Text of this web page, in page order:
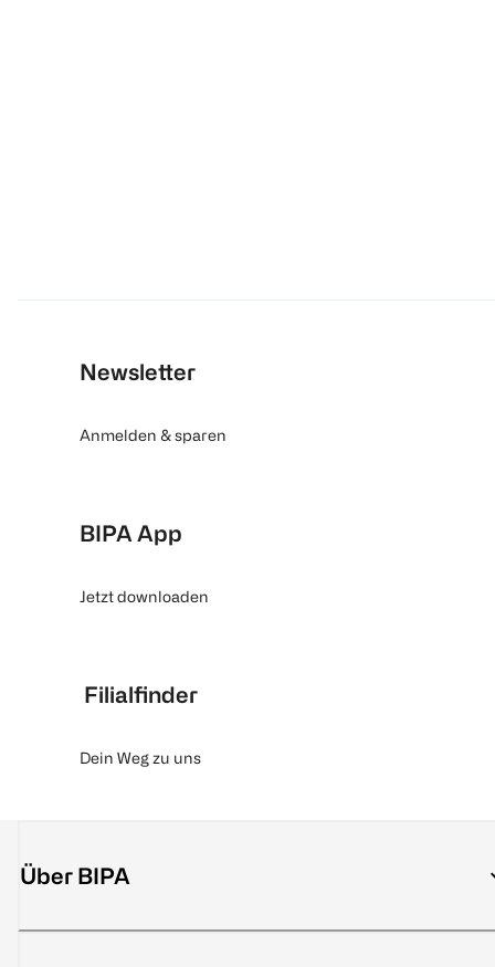
Newsletter
Anmelden & sparen
BIPA App
Jetzt downloaden
Filialfinder
Dein Weg zu uns
Über BIPA